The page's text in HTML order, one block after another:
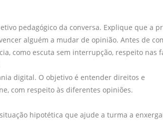
pedagógico da conversa. Explique que a
alguém a mudar de opinião. Antes de
como escuta sem interrupção, respeito nas
digital. O objetivo é entender direitos e
com respeito às diferentes opiniões.
hipotética que ajude a turma a